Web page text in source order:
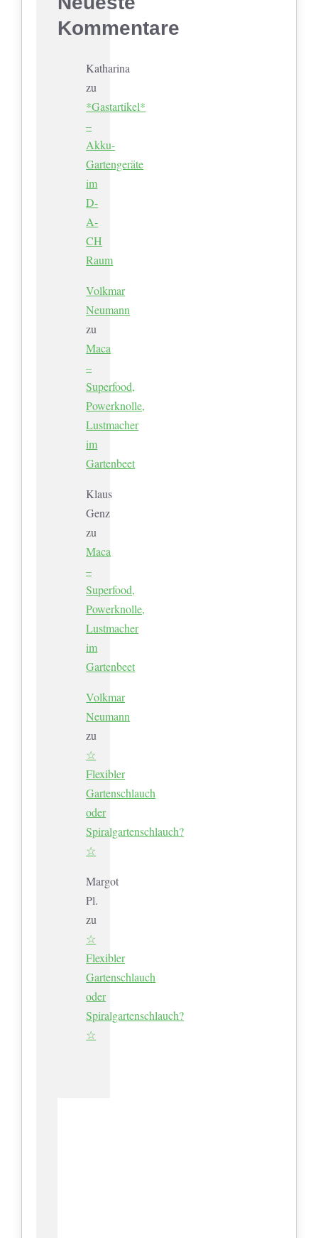
Kommentare
Katharina
zu
*Gastartikel*
–
Akku-
Gartengeräte
im
D-
A-
CH
Raum
Volkmar
Neumann
zu
Maca
–
Superfood,
Powerknolle,
Lustmacher
im
Gartenbeet
Klaus
Genz
zu
Maca
–
Superfood,
Powerknolle,
Lustmacher
im
Gartenbeet
Volkmar
Neumann
zu
☆
Flexibler
Gartenschlauch
oder
Spiralgartenschlauch?
☆
Margot
Pl.
zu
☆
Flexibler
Gartenschlauch
oder
Spiralgartenschlauch?
☆